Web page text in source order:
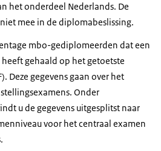
het onderdeel Nederlands. De
mee in de diplomabeslissing.
mbo-gediplomeerden dat een
gehaald op het getoetste
Deze gegevens gaan over het
Onder
u de gegevens uitgesplitst naar
voor het centraal examen